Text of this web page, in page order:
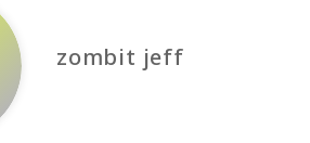
zombit jeff